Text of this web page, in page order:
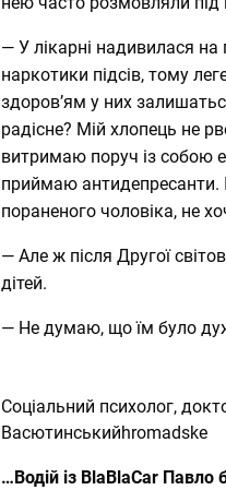
— У лікарні надивилася
наркотики підсів, тому
здоров’ям у них
радісне? Мій хлопець не
витримаю поруч із собою
приймаю антидепресанти.
пораненого чоловіка, не
— Але ж після Другої
дітей.
— Не думаю, що їм було
Соціальний психолог,
Васютинськийhromadske
…Водій із BlaBlaCar Павло